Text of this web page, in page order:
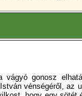
gonosz
vénségéről, az